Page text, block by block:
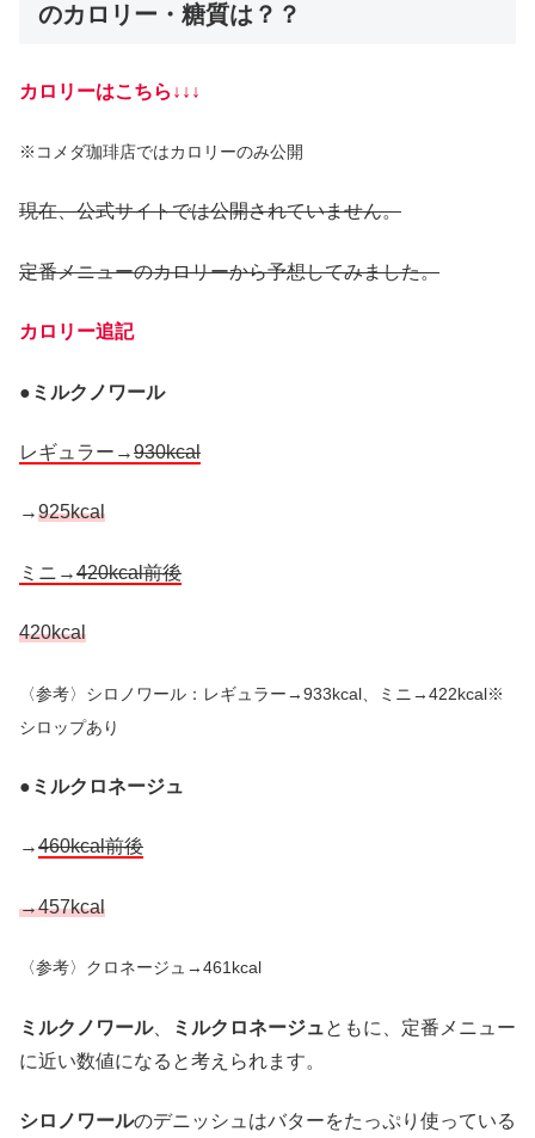
のカロリー・糖質は？？
カロリーはこちら↓↓↓
※コメダ珈琲店ではカロリーのみ公開
現在、公式サイトでは公開されていません。
定番メニューのカロリーから予想してみました。
カロリー追記
● ミルクノワール
レギュラー→930kcal
→925kcal
ミニ→420kcal前後
420kcal
〈参考〉シロノワール：レギュラー→933kcal、ミニ→422kcal※
シロップあり
● ミルクロネージュ
→460kcal前後
→457kcal
〈参考〉クロネージュ→461kcal
ミルクノワール、 ミルクロネージュともに、定番メニュー
に近い数値になると考えられます。
シロノワールのデニッシュはバターをたっぷり使っている